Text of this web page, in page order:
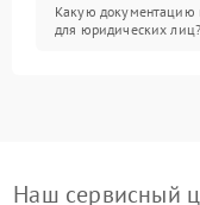
Какую документацию
для юридических лиц?
Наш сервисный